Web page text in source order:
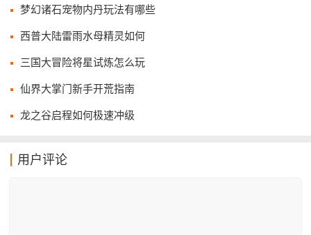
梦幻诸石宠物内丹玩法有哪些
西普大陆雷雨水母精灵如何
三国大冒险将星试炼怎么玩
仙界大掌门新手开荒指南
龙之谷启程如何极速冲级
用户评论